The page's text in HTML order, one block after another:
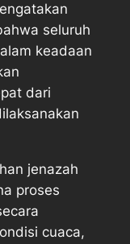
seluruh
keadaan
dari
jenazah
proses
cuaca,